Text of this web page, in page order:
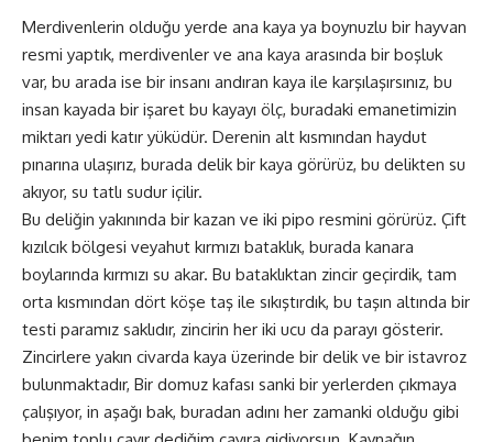
Merdivenlerin olduğu yerde ana kaya ya boynuzlu bir hayvan
resmi yaptık, merdivenler ve ana kaya arasında bir boşluk
var, bu arada ise bir insanı andıran kaya ile karşılaşırsınız, bu
insan kayada bir işaret bu kayayı ölç, buradaki emanetimizin
miktarı yedi katır yüküdür. Derenin alt kısmından haydut
pınarına ulaşırız, burada delik bir kaya görürüz, bu delikten su
akıyor, su tatlı sudur içilir.
Bu deliğin yakınında bir kazan ve iki pipo resmini görürüz. Çift
kızılcık bölgesi veyahut kırmızı bataklık, burada kanara
boylarında kırmızı su akar. Bu bataklıktan zincir geçirdik, tam
orta kısmından dört köşe taş ile sıkıştırdık, bu taşın altında bir
testi paramız saklıdır, zincirin her iki ucu da parayı gösterir.
Zincirlere yakın civarda kaya üzerinde bir delik ve bir istavroz
bulunmaktadır, Bir domuz kafası sanki bir yerlerden çıkmaya
çalışıyor, in aşağı bak, buradan adını her zamanki olduğu gibi